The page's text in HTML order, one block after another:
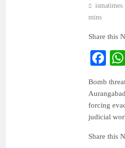
ismatimes
mins
Share this
Bomb
forcing
judicial
Share this